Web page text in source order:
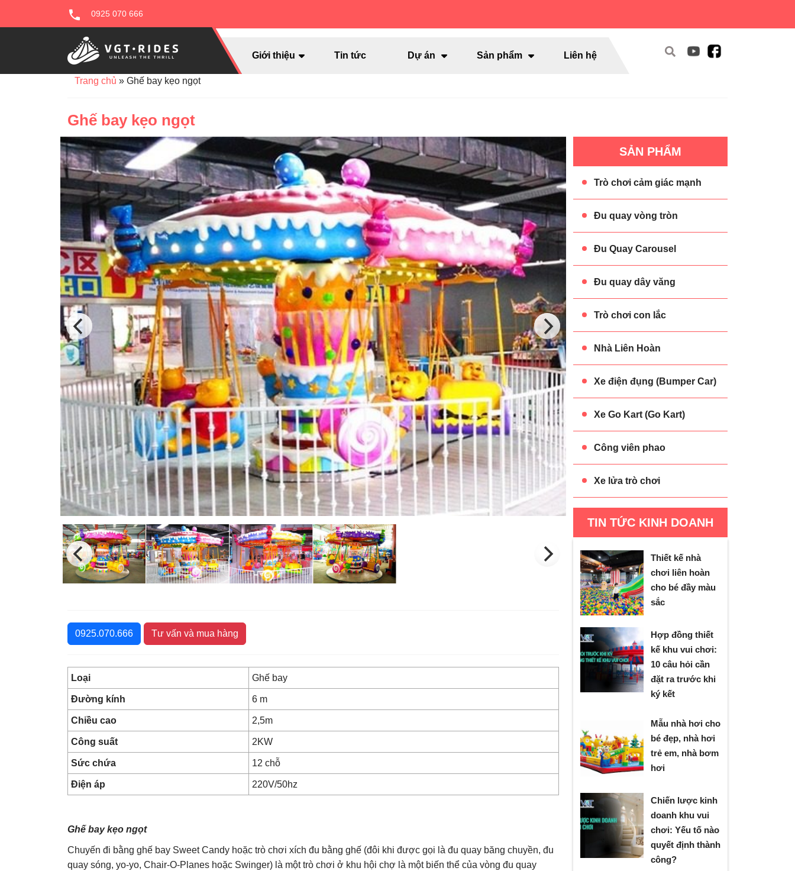
0925 070 666
Giới thiệu Tin tức Dự án Sản phẩm Liên hệ
Trang chủ » Ghế bay kẹo ngọt
Ghế bay kẹo ngọt
0925.070.666 Tư vấn và mua hàng
Loại Ghế bay
Đường kính 6 m
Chiều cao 2,5m
Công suất 2KW
Sức chứa 12 chỗ
Điện áp 220V/50hz
Ghế bay kẹo ngọt
Chuyến đi bằng ghế bay Sweet Candy hoặc trò chơi xích đu bằng ghế (đôi khi được gọi là đu quay băng chuyền, đu
quay sóng, yo-yo, Chair-O-Planes hoặc Swinger) là một trò chơi ở khu hội chợ là một biến thể của vòng đu quay
SẢN PHẨM
Trò chơi cảm giác mạnh
Đu quay vòng tròn
Đu Quay Carousel
Đu quay dây văng
Trò chơi con lắc
Nhà Liên Hoàn
Xe điện đụng (Bumper Car)
Xe Go Kart (Go Kart)
Công viên phao
Xe lửa trò chơi
TIN TỨC KINH DOANH
Thiết kế nhà
chơi liên hoàn
cho bé đầy màu
sắc
Hợp đồng thiết
kế khu vui chơi:
10 câu hỏi cần
đặt ra trước khi
ký kết
Mẫu nhà hơi cho
bé đẹp, nhà hơi
trẻ em, nhà bơm
hơi
Chiến lược kinh
doanh khu vui
chơi: Yếu tố nào
quyết định thành
công?